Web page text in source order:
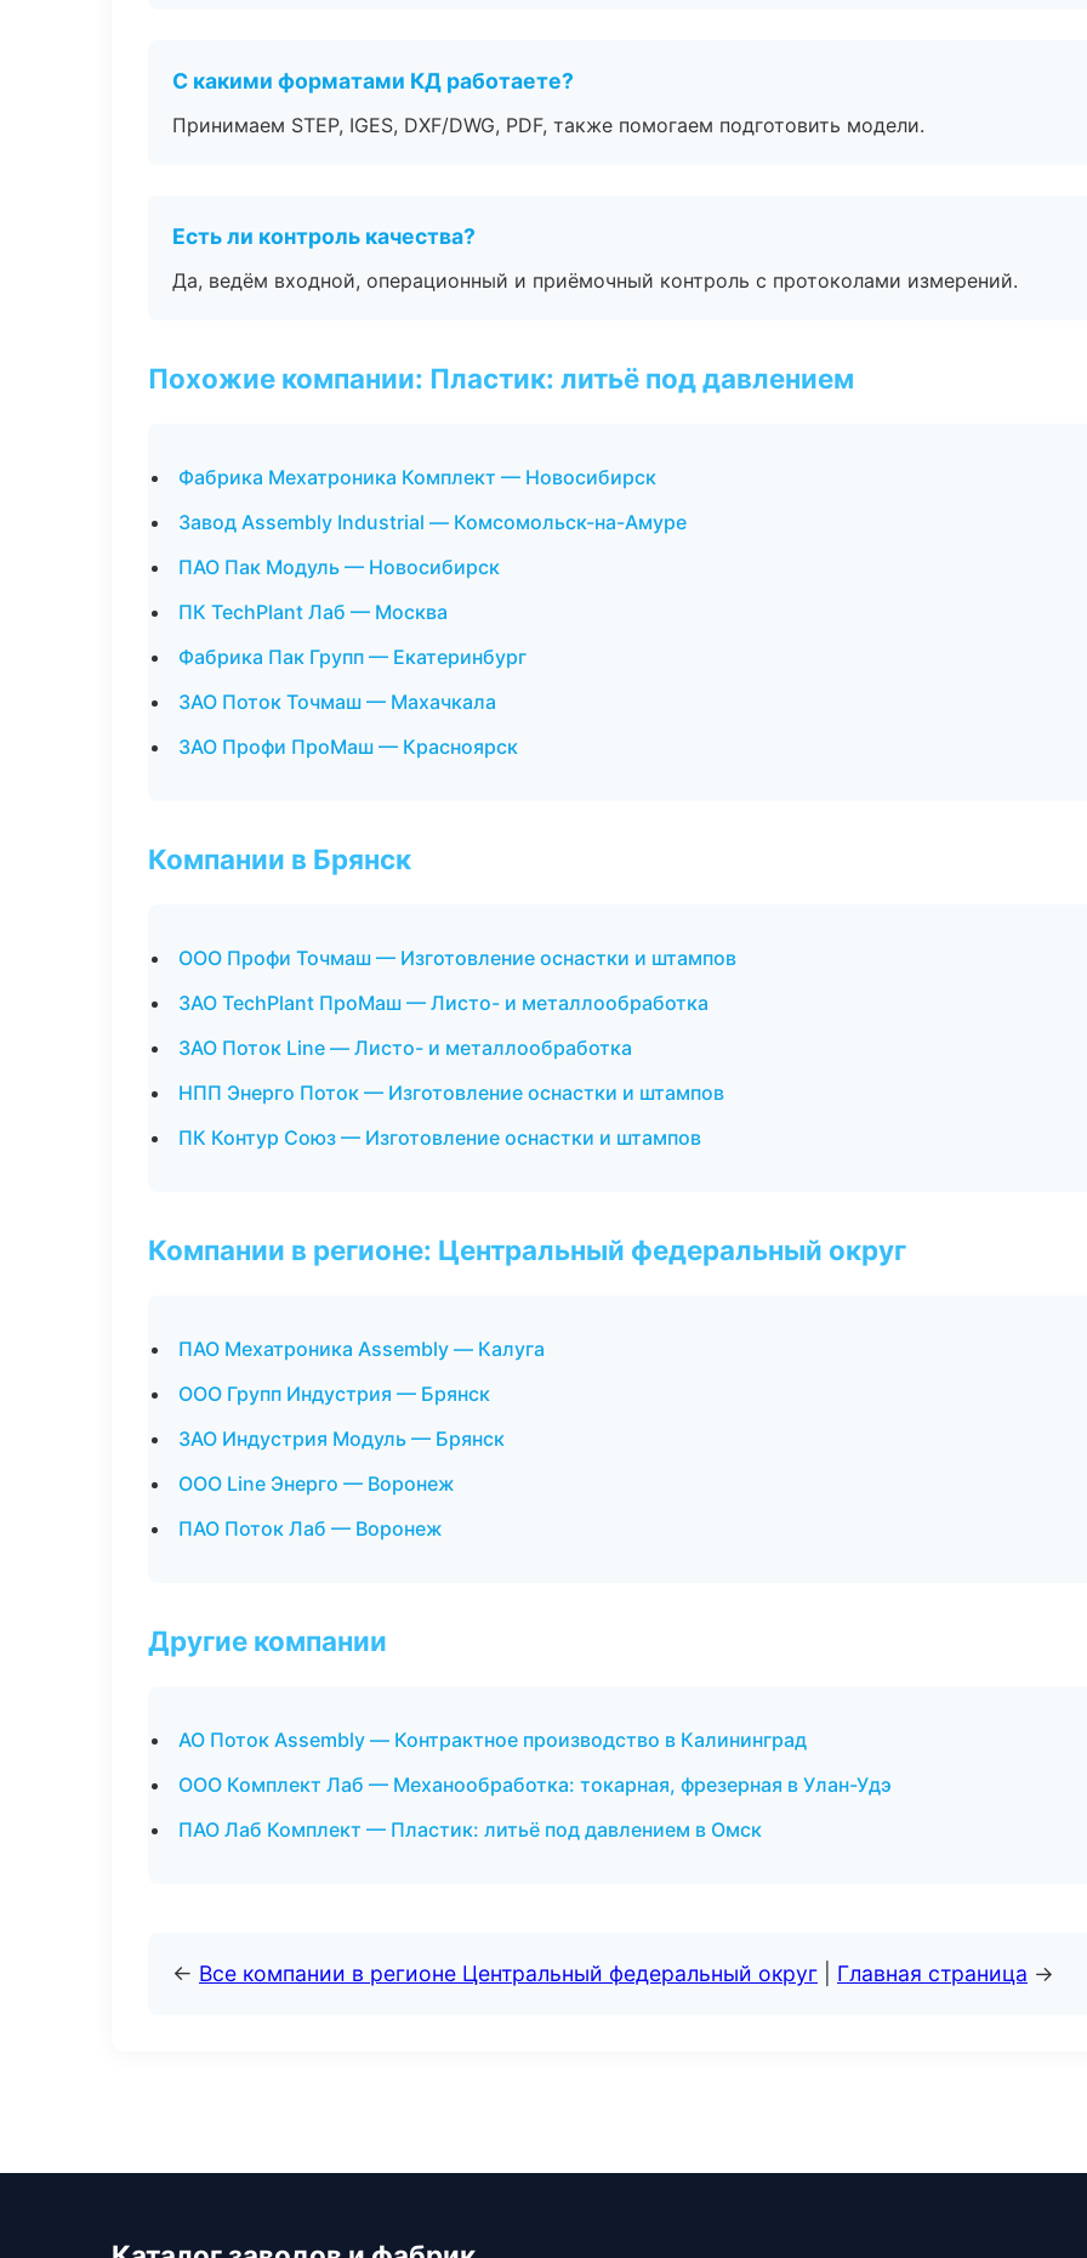
С какими форматами КД работаете?
Принимаем STEP, IGES, DXF/DWG, PDF, также помогаем подготовить модели.
Есть ли контроль качества?
Да, ведём входной, операционный и приёмочный контроль с протоколами измерений.
Похожие компании: Пластик: литьё под давлением
Фабрика Мехатроника Комплект — Новосибирск
Завод Assembly Industrial — Комсомольск-на-Амуре
ПАО Пак Модуль — Новосибирск
ПК TechPlant Лаб — Москва
Фабрика Пак Групп — Екатеринбург
ЗАО Поток Точмаш — Махачкала
ЗАО Профи ПроМаш — Красноярск
Компании в Брянск
ООО Профи Точмаш — Изготовление оснастки и штампов
ЗАО TechPlant ПроМаш — Листо- и металлообработка
ЗАО Поток Line — Листо- и металлообработка
НПП Энерго Поток — Изготовление оснастки и штампов
ПК Контур Союз — Изготовление оснастки и штампов
Компании в регионе: Центральный федеральный округ
ПАО Мехатроника Assembly — Калуга
ООО Групп Индустрия — Брянск
ЗАО Индустрия Модуль — Брянск
ООО Line Энерго — Воронеж
ПАО Поток Лаб — Воронеж
Другие компании
АО Поток Assembly — Контрактное производство в Калининград
ООО Комплект Лаб — Механообработка: токарная, фрезерная в Улан-Удэ
ПАО Лаб Комплект — Пластик: литьё под давлением в Омск
← Все компании в регионе Центральный федеральный округ Главная страница →